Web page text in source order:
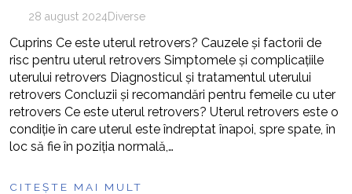
28 august 2024Diverse
Cuprins Ce este uterul retrovers? Cauzele și factorii de
risc pentru uterul retrovers Simptomele și complicațiile
uterului retrovers Diagnosticul și tratamentul uterului
retrovers Concluzii și recomandări pentru femeile cu uter
retrovers Ce este uterul retrovers? Uterul retrovers este o
condiție în care uterul este îndreptat înapoi, spre spate, în
loc să fie în poziția normală,…
CITEȘTE MAI MULT